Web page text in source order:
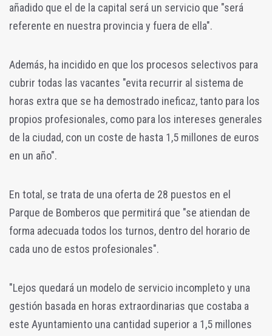
añadido que el de la capital será un servicio que "será
referente en nuestra provincia y fuera de ella".
Además, ha incidido en que los procesos selectivos para
cubrir todas las vacantes "evita recurrir al sistema de
horas extra que se ha demostrado ineficaz, tanto para los
propios profesionales, como para los intereses generales
de la ciudad, con un coste de hasta 1,5 millones de euros
en un año".
En total, se trata de una oferta de 28 puestos en el
Parque de Bomberos que permitirá que "se atiendan de
forma adecuada todos los turnos, dentro del horario de
cada uno de estos profesionales".
"Lejos quedará un modelo de servicio incompleto y una
gestión basada en horas extraordinarias que costaba a
este Ayuntamiento una cantidad superior a 1,5 millones